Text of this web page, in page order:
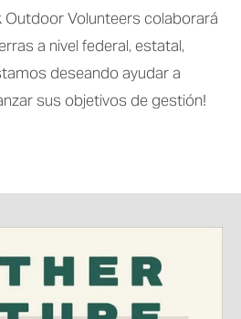
Outdoor Volunteers colaborará
a nivel federal, estatal,
deseando ayudar a
sus objetivos de gestión!